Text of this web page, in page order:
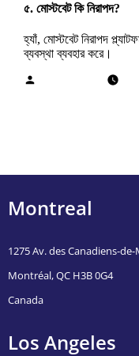
৫. মোস্টবেট কি নিরাপদ?
হ্যাঁ, মোস্টবেট নিরাপদ
ব্যবস্থা ব্যবহার করে।
Montreal
1275 Av. des Canadiens-
Montréal, QC H3B 0G4
Canada
Los Angeles